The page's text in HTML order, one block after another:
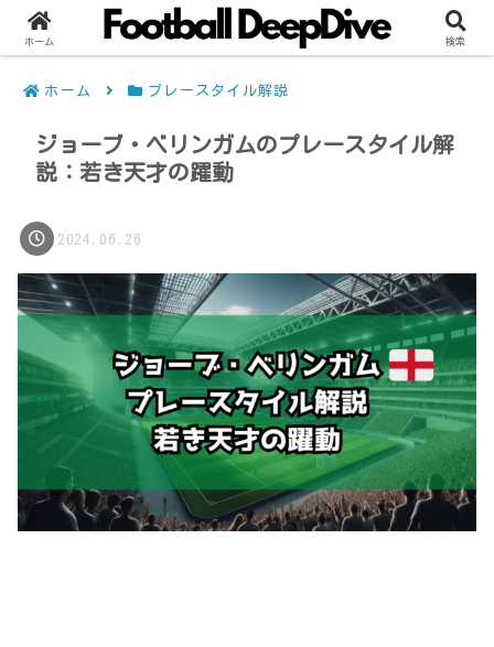
ホーム プレースタイル解説
ジョーブ・ベリンガムのプレースタイル解
説：若き天才の躍動
2024.06.26
ホーム 検索